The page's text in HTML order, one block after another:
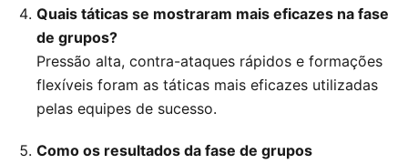
Quais táticas se mostraram mais eficazes na fase
de grupos?
Pressão alta, contra-ataques rápidos e formações
flexíveis foram as táticas mais eficazes utilizadas
pelas equipes de sucesso.
Como os resultados da fase de grupos